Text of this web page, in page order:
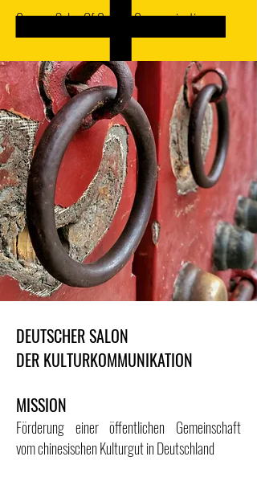
German Salon Of Culture Communication
DEUTSCHER SALON
DER KULTURKOMMUNIKATION
MISSION
Förderung einer öffentlichen Gemeinschaft
vom chinesischen Kulturgut in Deutschland